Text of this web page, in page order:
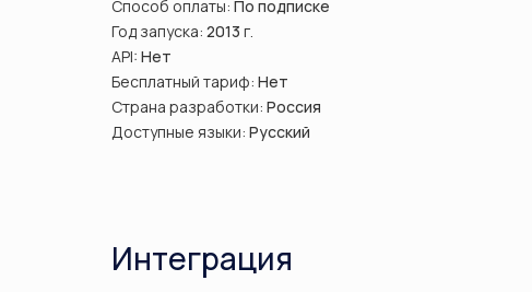
Способ оплаты: По подписке
Год запуска: 2013 г.
API: Нет
Бесплатный тариф: Нет
Страна разработки: Россия
Доступные языки: Русский
Интеграция